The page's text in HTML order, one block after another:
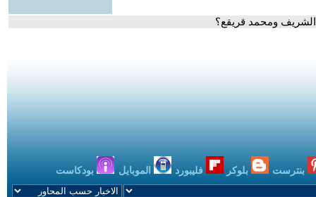
ومحمد قريقع؟
بنترست بلوكر فليبورد الموبايل بودكاست